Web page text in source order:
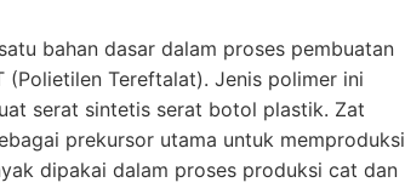
bahan dasar dalam proses pembuatan
(Polietilen Tereftalat). Jenis polimer ini
serat sintetis serat botol plastik. Zat
prekursor utama untuk memproduksi
dipakai dalam proses produksi cat dan